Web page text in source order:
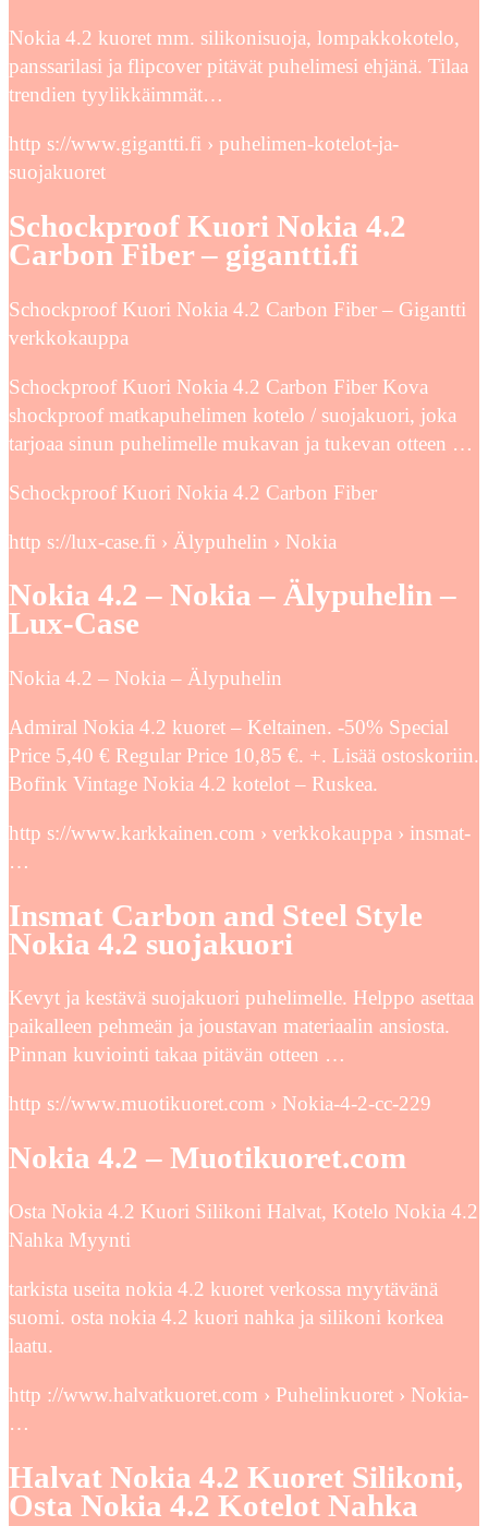
Nokia 4.2 kuoret mm. silikonisuoja, lompakkokotelo,
panssarilasi ja flipcover pitävät puhelimesi ehjänä. Tilaa
trendien tyylikkäimmät…
http s://www.gigantti.fi › puhelimen-kotelot-ja-
suojakuoret
Schockproof Kuori Nokia 4.2
Carbon Fiber – gigantti.fi
Schockproof Kuori Nokia 4.2 Carbon Fiber – Gigantti
verkkokauppa
Schockproof Kuori Nokia 4.2 Carbon Fiber Kova
shockproof matkapuhelimen kotelo / suojakuori, joka
tarjoaa sinun puhelimelle mukavan ja tukevan otteen …
Schockproof Kuori Nokia 4.2 Carbon Fiber
http s://lux-case.fi › Älypuhelin › Nokia
Nokia 4.2 – Nokia – Älypuhelin –
Lux-Case
Nokia 4.2 – Nokia – Älypuhelin
Admiral Nokia 4.2 kuoret – Keltainen. -50% Special
Price 5,40 € Regular Price 10,85 €. +. Lisää ostoskoriin.
Bofink Vintage Nokia 4.2 kotelot – Ruskea.
http s://www.karkkainen.com › verkkokauppa › insmat-
…
Insmat Carbon and Steel Style
Nokia 4.2 suojakuori
Kevyt ja kestävä suojakuori puhelimelle. Helppo asettaa
paikalleen pehmeän ja joustavan materiaalin ansiosta.
Pinnan kuviointi takaa pitävän otteen …
http s://www.muotikuoret.com › Nokia-4-2-cc-229
Nokia 4.2 – Muotikuoret.com
Osta Nokia 4.2 Kuori Silikoni Halvat, Kotelo Nokia 4.2
Nahka Myynti
tarkista useita nokia 4.2 kuoret verkossa myytävänä
suomi. osta nokia 4.2 kuori nahka ja silikoni korkea
laatu.
http ://www.halvatkuoret.com › Puhelinkuoret › Nokia-
…
Halvat Nokia 4.2 Kuoret Silikoni,
Osta Nokia 4.2 Kotelot Nahka